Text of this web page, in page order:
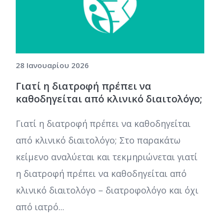
28 Ιανουαρίου 2026
Γιατί η διατροφή πρέπει να
καθοδηγείται από κλινικό διαιτολόγο;
Γιατί η διατροφή πρέπει να καθοδηγείται
από κλινικό διαιτολόγο; Στο παρακάτω
κείμενο αναλύεται και τεκμηριώνεται γιατί
η διατροφή πρέπει να καθοδηγείται από
κλινικό διαιτολόγο – διατροφολόγο και όχι
από ιατρό...